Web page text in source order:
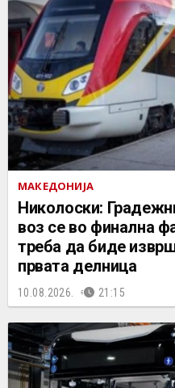
МАКЕДОНИЈА
Николоски:
воз се во финална
треба да биде
првата делница
10.08.2026. 21:15